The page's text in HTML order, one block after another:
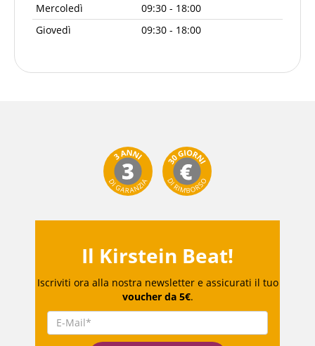
Mercoledì
09:30 - 18:00
Giovedì
09:30 - 18:00
Il Kirstein Beat!
Iscriviti ora alla nostra newsletter e assicurati il tuo
voucher da 5€.